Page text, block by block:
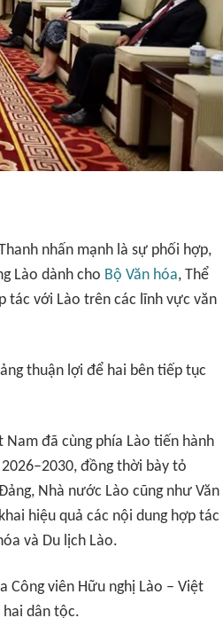
nhấn mạnh là sự phối hợp,
Lào dành cho Bộ Văn hóa, Thể
tác với Lào trên các lĩnh vực văn
thuận lợi để hai bên tiếp tục
đã cùng phía Lào tiến hành
đồng thời bày tỏ
Nhà nước Lào cũng như Văn
hiệu quả các nội dung hợp tác
và Du lịch Lào.
Công viên Hữu nghị Lào – Việt
dân tộc.